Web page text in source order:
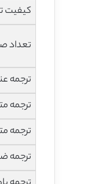
کیفیت
تعداد
ترجمه
ترجمه
ترجمه
ترجمه